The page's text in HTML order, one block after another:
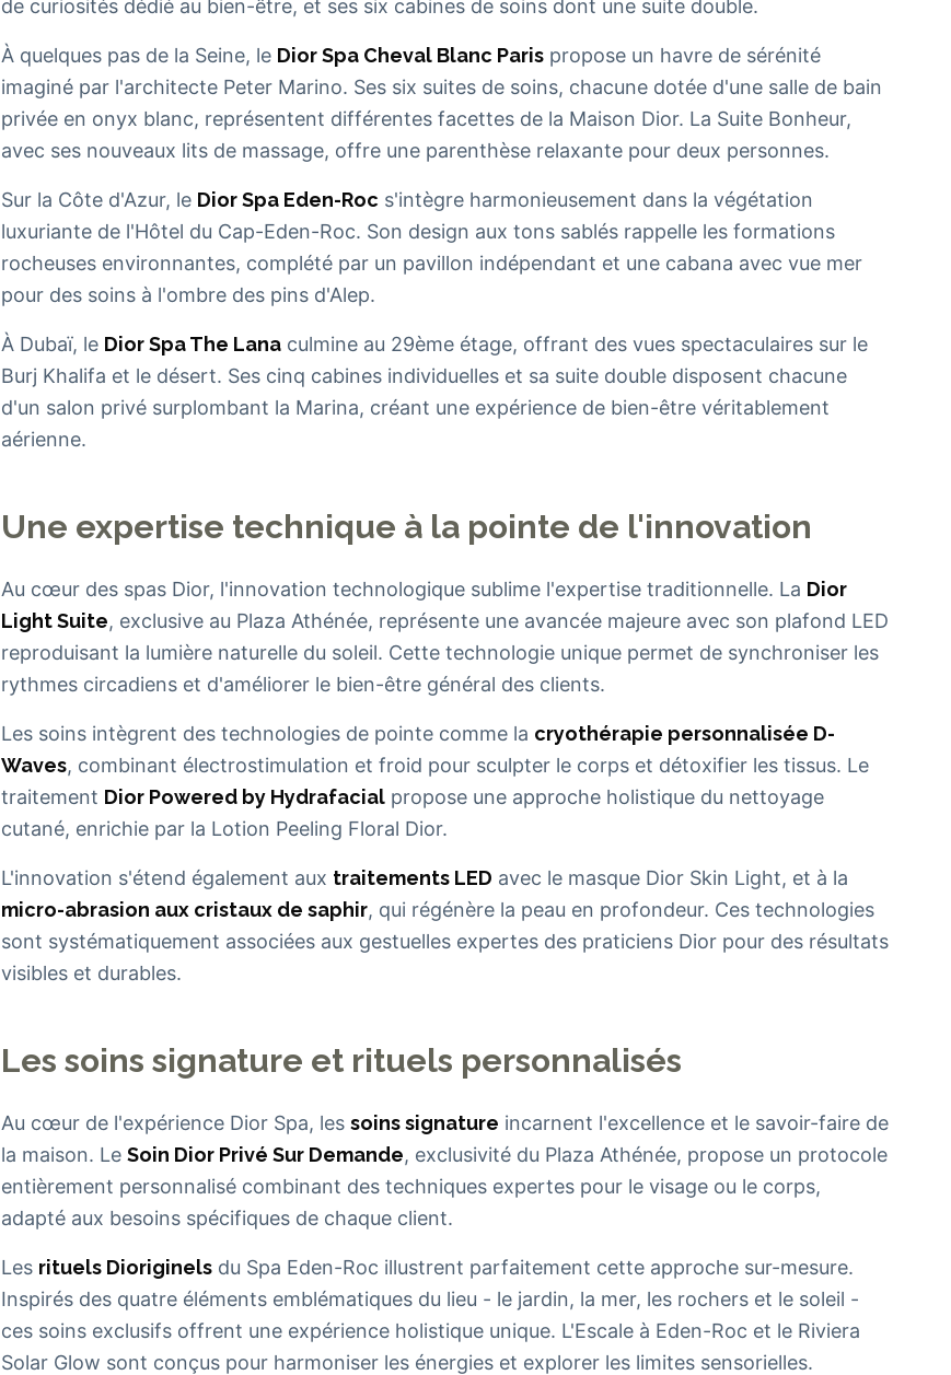
de curiosités dédié au bien-être, et ses six cabines de soins dont une suite double.
À quelques pas de la Seine, le Dior Spa Cheval Blanc Paris propose un havre de sérénité
imaginé par l'architecte Peter Marino. Ses six suites de soins, chacune dotée d'une salle de bain
privée en onyx blanc, représentent différentes facettes de la Maison Dior. La Suite Bonheur,
avec ses nouveaux lits de massage, offre une parenthèse relaxante pour deux personnes.
Sur la Côte d'Azur, le Dior Spa Eden-Roc s'intègre harmonieusement dans la végétation
luxuriante de l'Hôtel du Cap-Eden-Roc. Son design aux tons sablés rappelle les formations
rocheuses environnantes, complété par un pavillon indépendant et une cabana avec vue mer
pour des soins à l'ombre des pins d'Alep.
À Dubaï, le Dior Spa The Lana culmine au 29ème étage, offrant des vues spectaculaires sur le
Burj Khalifa et le désert. Ses cinq cabines individuelles et sa suite double disposent chacune
d'un salon privé surplombant la Marina, créant une expérience de bien-être véritablement
aérienne.
Une expertise technique à la pointe de l'innovation
Au cœur des spas Dior, l'innovation technologique sublime l'expertise traditionnelle. La Dior
Light Suite, exclusive au Plaza Athénée, représente une avancée majeure avec son plafond LED
reproduisant la lumière naturelle du soleil. Cette technologie unique permet de synchroniser les
rythmes circadiens et d'améliorer le bien-être général des clients.
Les soins intègrent des technologies de pointe comme la cryothérapie personnalisée D-
Waves, combinant électrostimulation et froid pour sculpter le corps et détoxifier les tissus. Le
traitement Dior Powered by Hydrafacial propose une approche holistique du nettoyage
cutané, enrichie par la Lotion Peeling Floral Dior.
L'innovation s'étend également aux traitements LED avec le masque Dior Skin Light, et à la
micro-abrasion aux cristaux de saphir, qui régénère la peau en profondeur. Ces technologies
sont systématiquement associées aux gestuelles expertes des praticiens Dior pour des résultats
visibles et durables.
Les soins signature et rituels personnalisés
Au cœur de l'expérience Dior Spa, les soins signature incarnent l'excellence et le savoir-faire de
la maison. Le Soin Dior Privé Sur Demande, exclusivité du Plaza Athénée, propose un protocole
entièrement personnalisé combinant des techniques expertes pour le visage ou le corps,
adapté aux besoins spécifiques de chaque client.
Les rituels Dioriginels du Spa Eden-Roc illustrent parfaitement cette approche sur-mesure.
Inspirés des quatre éléments emblématiques du lieu - le jardin, la mer, les rochers et le soleil -
ces soins exclusifs offrent une expérience holistique unique. L'Escale à Eden-Roc et le Riviera
Solar Glow sont conçus pour harmoniser les énergies et explorer les limites sensorielles.